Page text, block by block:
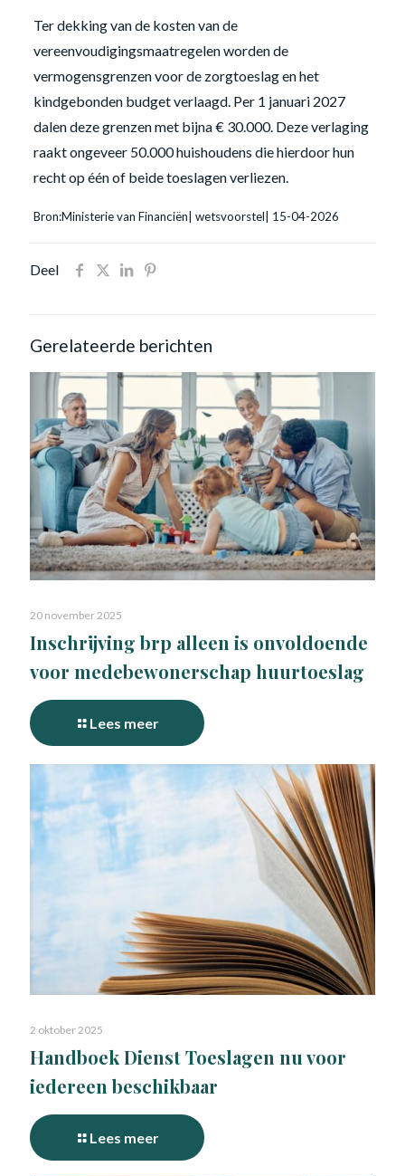
Ter dekking van de kosten van de
vereenvoudigingsmaatregelen worden de
vermogensgrenzen voor de zorgtoeslag en het
kindgebonden budget verlaagd. Per 1 januari 2027
dalen deze grenzen met bijna € 30.000. Deze verlaging
raakt ongeveer 50.000 huishoudens die hierdoor hun
recht op één of beide toeslagen verliezen.
Bron:Ministerie van Financiën| wetsvoorstel| 15-04-2026
Deel
Gerelateerde berichten
20 november 2025
Inschrijving brp alleen is onvoldoende
voor medebewonerschap huurtoeslag
Lees meer
2 oktober 2025
Handboek Dienst Toeslagen nu voor
iedereen beschikbaar
Lees meer